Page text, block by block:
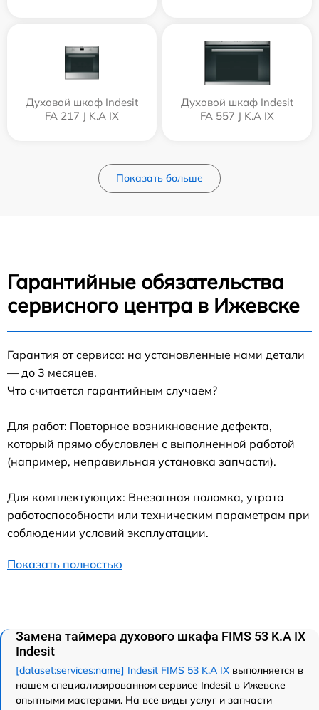
Духовой шкаф Indesit
FA 217 J K.A IX
Духовой шкаф Indesit
FA 557 J K.A IX
Показать больше
Гарантийные обязательства
сервисного центра в Ижевске
Гарантия от сервиса: на установленные нами детали
— до 3 месяцев.
Что считается гарантийным случаем?
Для работ: Повторное возникновение дефекта,
который прямо обусловлен с выполненной работой
(например, неправильная установка запчасти).
Для комплектующих: Внезапная поломка, утрата
работоспособности или техническим параметрам при
соблюдении условий эксплуатации.
Показать полностью
Замена таймера духового шкафа FIMS 53 K.A IX
Indesit
[dataset:services:name] Indesit FIMS 53 K.A IX выполняется в
нашем специализированном сервисе Indesit в Ижевске
опытными мастерами. На все виды услуг и запчасти